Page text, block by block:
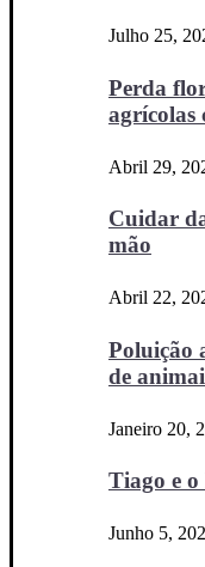
Julho 25,
Perda
agrícolas
Abril 29,
Cuidar
mão
Abril 22,
Poluição
de
Janeiro 20,
Tiago e o
Junho 5,